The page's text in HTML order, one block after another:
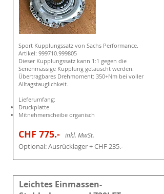
Sport Kupplungssatz von Sachs Performance.
Artikel: 999710.999805
Dieser Kupplungssatz kann 1:1 gegen die
Serienmässige Kupplung getauscht werden.
Übertragbares Drehmoment: 350+Nm bei voller
Alltagstauglichkeit.
Lieferumfang:
Druckplatte
Mitnehmerscheibe organisch
CHF 775.- inkl. MwSt.
Optional: Ausrücklager + CHF 235.-
Leichtes Einmassen-